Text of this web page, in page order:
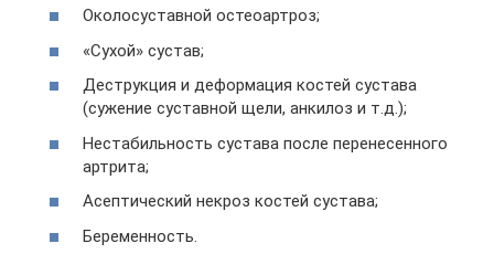
Околосуставной остеоартроз;
«Сухой» сустав;
Деструкция и деформация костей сустава
(сужение суставной щели, анкилоз и т.д.);
Нестабильность сустава после перенесенного
артрита;
Асептический некроз костей сустава;
Беременность.